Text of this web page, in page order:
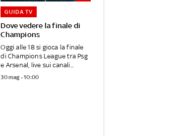
Dove vedere la finale di
Champions
GUIDA TV
Oggi alle 18 si gioca la finale
di Champions League tra Psg
e Arsenal, live sui canali...
30 mag - 10:00